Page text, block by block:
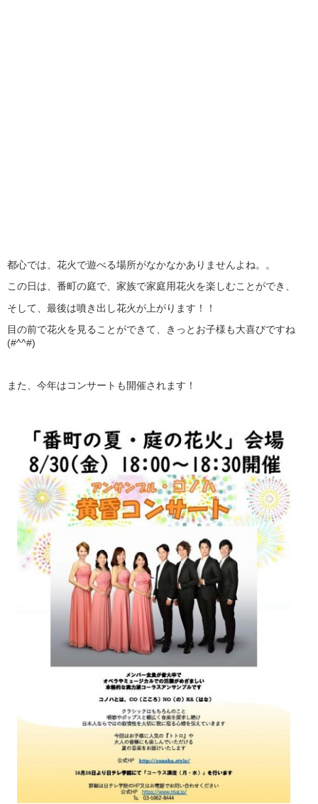
都心では、花火で遊べる場所がなかなかありませんよね。。
この日は、番町の庭で、家族で家庭用花火を楽しむことができ、
そして、最後は噴き出し花火が上がります！！
目の前で花火を見ることができて、きっとお子様も大喜びですね
(#^^#)
また、今年はコンサートも開催されます！